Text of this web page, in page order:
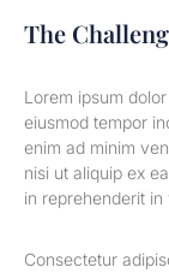
The
Lorem ipsum
eiusmod tempor
enim ad minim
nisi ut aliquip ex
in reprehenderit in
Consectetur